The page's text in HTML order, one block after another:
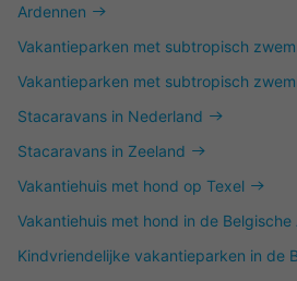
Ardennen
Vakantieparken met subtropisch
Vakantieparken met subtropisch
Stacaravans in Nederland
Stacaravans in Zeeland
Vakantiehuis met hond op Texel
Vakantiehuis met hond in de Belgische
Kindvriendelijke vakantieparken in de